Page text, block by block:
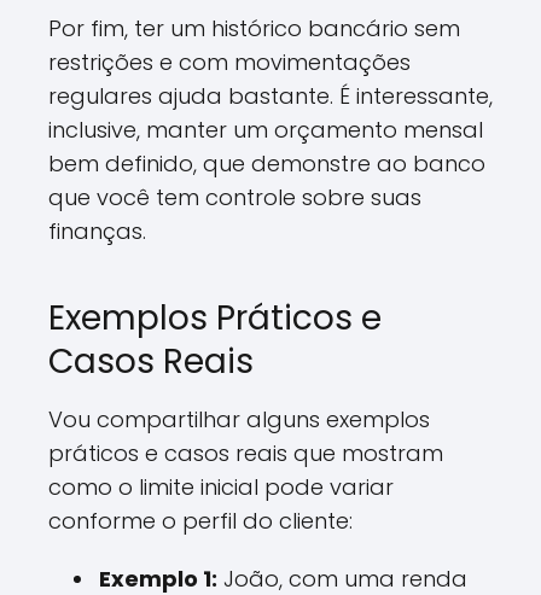
Por fim, ter um histórico bancário sem
restrições e com movimentações
regulares ajuda bastante. É interessante,
inclusive, manter um orçamento mensal
bem definido, que demonstre ao banco
que você tem controle sobre suas
finanças.
Exemplos Práticos e
Casos Reais
Vou compartilhar alguns exemplos
práticos e casos reais que mostram
como o limite inicial pode variar
conforme o perfil do cliente:
Exemplo 1: João, com uma renda